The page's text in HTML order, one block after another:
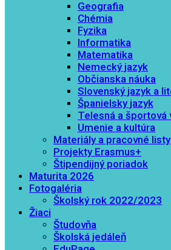
Geografia
Chémia
Fyzika
Informatika
Matematika
Nemecký jazyk
Občianska náuka
Slovenský jazyk a
Španielsky jazyk
Telesná a športová
Umenie a kultúra
Materiály a pracovné listy
Projekty Erasmus+
Štipendijný poriadok
Maturita 2026
Fotogaléria
Školský rok 2022/2023
Žiaci
Študovňa
Školská jedáleň